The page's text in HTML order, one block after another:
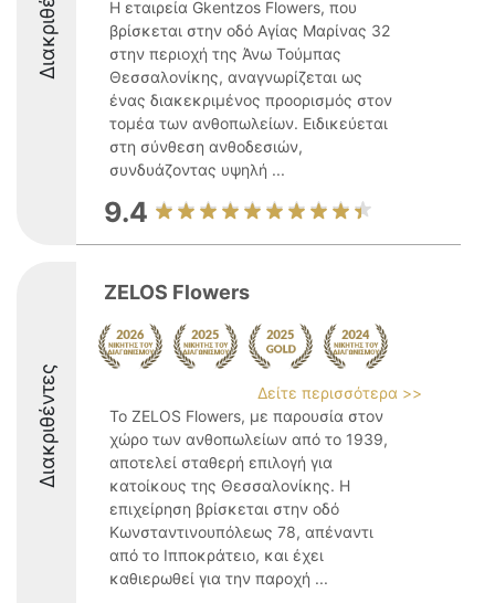
Η εταιρεία Gkentzos Flowers, που
βρίσκεται στην οδό Αγίας Μαρίνας 32
στην περιοχή της Άνω Τούμπας
Θεσσαλονίκης, αναγνωρίζεται ως
ένας διακεκριμένος προορισμός στον
τομέα των ανθοπωλείων. Ειδικεύεται
στη σύνθεση ανθοδεσιών,
συνδυάζοντας υψηλή ...
9.4
Διακριθέντες
ZELOS Flowers
Δείτε περισσότερα >>
Το ZELOS Flowers, με παρουσία στον
χώρο των ανθοπωλείων από το 1939,
αποτελεί σταθερή επιλογή για
κατοίκους της Θεσσαλονίκης. Η
επιχείρηση βρίσκεται στην οδό
Κωνσταντινουπόλεως 78, απέναντι
από το Ιπποκράτειο, και έχει
καθιερωθεί για την παροχή ...